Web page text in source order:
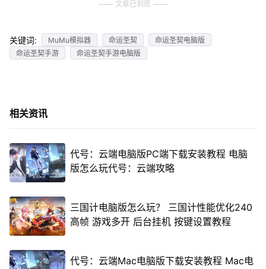
文章已到底
关键词: MuMu模拟器 命运圣契
命运圣契电脑版
命运圣契手游
命运圣契手游电脑版
相关资讯
代号：云端电脑版PC端下载安装教程 电脑
版怎么玩代号：云端攻略
三国计电脑版怎么玩？ 三国计性能优化240
高帧 游戏多开 后台挂机 按键设置教程
代号：云端Mac电脑版下载安装教程 Mac电